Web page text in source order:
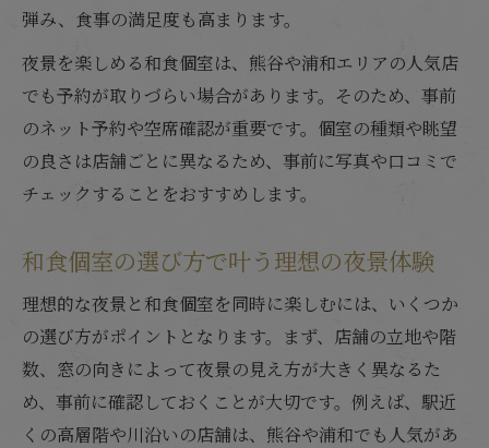
和食個室を比較する際の夜景チェック法
和食個室で夜景を重視する選び方のコツ
和食個室の夜景体験を事前に確認しよう
夜に映える和食個室の雰囲気を体感
和食個室は夜景と共に雰囲気も楽しめる
和食個室の照明が夜景をより美しく演出
和食個室の雰囲気が夜景を引き立てる理由
和食個室だからこそ感じる夜の特別感
デートや会食に和食個室が喜ばれる理由
和食個室はデートや会食に最適な選択肢
和食個室の夜景が会話を盛り上げる理由
弾み、食事の満足度も高まります。
夜景を楽しめる和食個室は、熊谷や浦和エリアの人気店
でも予約が取りづらい場合があります。そのため、事前
のネット予約や空席確認が重要です。個室の種類や眺望
の良さは店舗ごとに異なるため、事前に写真や口コミで
チェックすることをおすすめします。
和食個室の選び方で叶う理想の夜景体験
理想的な夜景と和食個室を同時に楽しむには、いくつか
の選び方がポイントとなります。まず、店舗の立地や階
数、窓の向きによって夜景の見え方が大きく異なるた
め、事前に確認しておくことが大切です。例えば、駅近
くの高層階や川沿いの店舗は、熊谷や浦和でも人気があ